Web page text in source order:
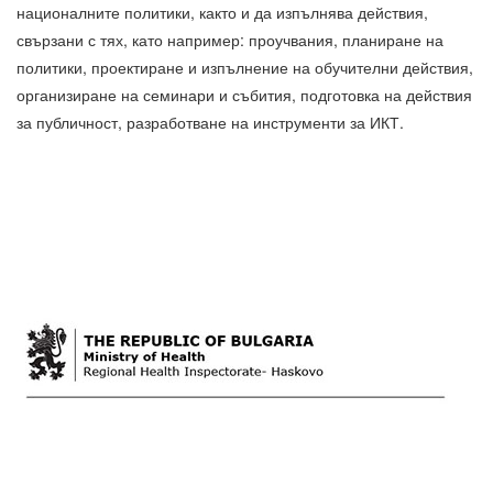
националните политики, както и да изпълнява действия,
свързани с тях, като например: проучвания, планиране на
политики, проектиране и изпълнение на обучителни действия,
организиране на семинари и събития, подготовка на действия
за публичност, разработване на инструменти за ИКТ.